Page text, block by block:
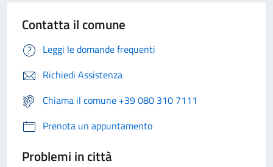
Contatta il comune
Leggi le domande frequenti
Richiedi Assistenza
Chiama il comune +39 080 310 7111
Prenota un appuntamento
Problemi in città